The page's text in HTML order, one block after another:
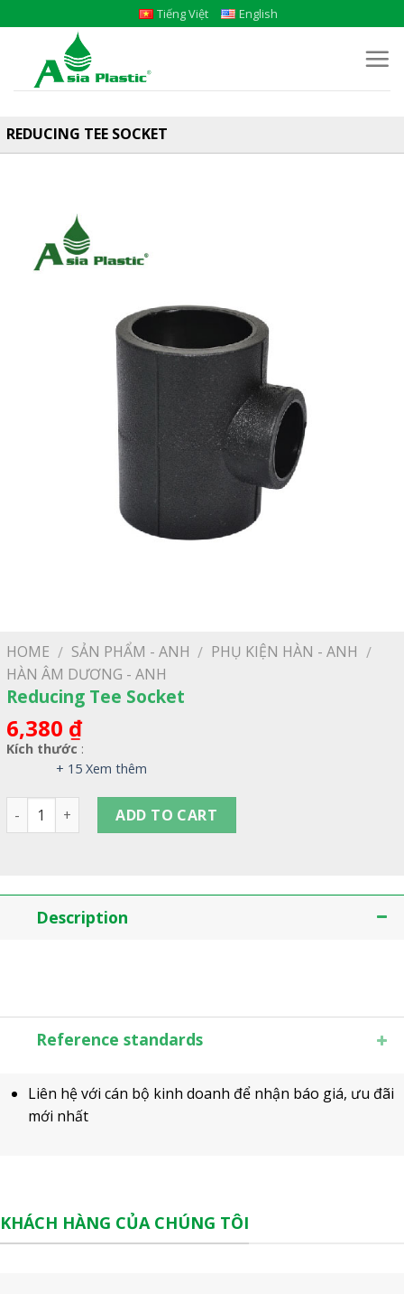
to
content
Tiếng Việt English
REDUCING TEE SOCKET
HOME / SẢN PHẨM - ANH / PHỤ KIỆN HÀN - ANH /
HÀN ÂM DƯƠNG - ANH
Reducing Tee Socket
6,380 ₫
Kích thước :
+ 15 Xem thêm
Quantity ADD TO CART
Description
Reference standards
Liên hệ với cán bộ kinh doanh để nhận báo giá, ưu đãi
mới nhất
KHÁCH HÀNG CỦA CHÚNG TÔI